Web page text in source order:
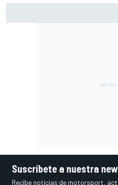
Suscríbete a nuestra
Recibe noticias de motorsport,